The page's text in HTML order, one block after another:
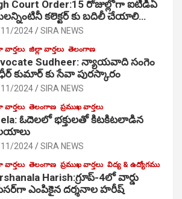
Court Order:15 రోజుల్లోగా ఐటీడీఏ
కలెక్టర్ కు బదిలీ చేయాలి…
2024 SIRA NEWS
జిల్లా వార్తలు తెలంగాణ
Sudheer: న్యాయవాది సంగెం
కుమార్ కు సేవా పురస్కారం
2024 SIRA NEWS
తెలంగాణ ప్రముఖ వార్తలు
ఓదెల‌లో భక్తులతో కిటకిటలాడిన
2024 SIRA NEWS
తెలంగాణ ప్రముఖ వార్తలు విద్య & ఉద్యోగము
Harish:గ్రూప్-4లో వార్డు
ఎంపికైన దర్శనాల హరీష్